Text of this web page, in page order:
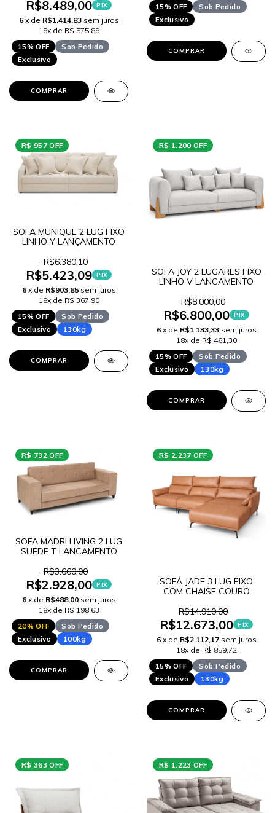
R$8.489,00 PIX
6 x de R$1.414,83 sem juros
18x de R$ 575,88
15% OFF
Sob Pedido
Exclusivo
COMPRAR
15% OFF
Sob Pedido
Exclusivo
COMPRAR
R$ 957 OFF
SOFA MUNIQUE 2 LUG FIXO
LINHO Y LANÇAMENTO
R$6.380,10
R$5.423,09 PIX
6 x de R$903,85 sem juros
18x de R$ 367,90
15% OFF
Sob Pedido
Exclusivo
130kg
COMPRAR
R$ 1.200 OFF
SOFA JOY 2 LUGARES FIXO
LINHO V LANCAMENTO
R$8.000,00
R$6.800,00 PIX
6 x de R$1.133,33 sem juros
18x de R$ 461,30
15% OFF
Sob Pedido
Exclusivo
130kg
COMPRAR
R$ 732 OFF
SOFA MADRI LIVING 2 LUG
SUEDE T LANCAMENTO
R$3.660,00
R$2.928,00 PIX
6 x de R$488,00 sem juros
18x de R$ 198,63
20% OFF
Sob Pedido
Exclusivo
100kg
COMPRAR
R$ 2.237 OFF
SOFÁ JADE 3 LUG FIXO
COM CHAISE COURO
LANÇAMENTO
R$14.910,00
R$12.673,00 PIX
6 x de R$2.112,17 sem juros
18x de R$ 859,72
15% OFF
Sob Pedido
Exclusivo
130kg
COMPRAR
R$ 363 OFF R$ 1.223 OFF